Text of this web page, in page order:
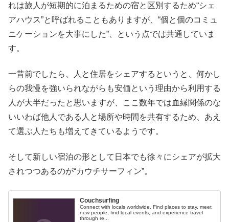
れは旅人が短期的に泊まるための宿と区別するため“シェ
アハウス”と呼ばれることもありますが、“個と個のコミュ
ニケーションを大事にした”、という点では共通していま
す。
一昔前でしたら、人と住居をシェアするというと、何かし
らの我慢を強いられながらも安価という理由から利用する
人が大半だったと思いますが、ここ数年では血縁関係のな
いいわば他人である人と場所や時間を共有するため、あえ
て選ぶ人たちも増えてきているようです。
そして新しい宿泊の形として日本でも徐々にシェアが拡大
されつつあるのが“カウチサーフィン”。
Couchsurfing
Connect with locals worldwide. Find places to stay, meet
new people, find local events, and experience travel
through re...